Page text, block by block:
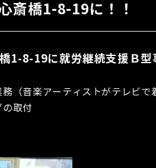
斎橋1-8-19に！！
1-8-19に就労継続支援Ｂ
（音楽アーティストがテレビで
の取付